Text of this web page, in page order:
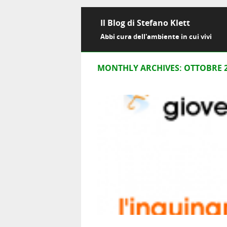
Il Blog di Stefano Klett
Abbi cura dell'ambiente in cui vivi
MONTHLY ARCHIVES: OTTOBRE